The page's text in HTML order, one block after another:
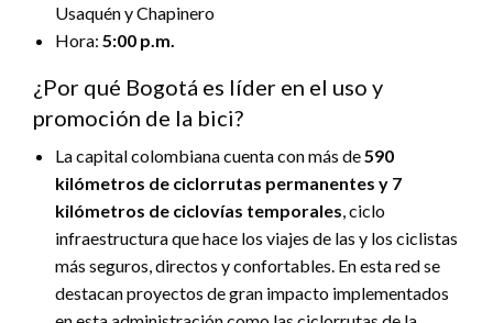
Usaquén y Chapinero
Hora: 5:00 p.m.
¿Por qué Bogotá es líder en el uso y
promoción de la bici?
La capital colombiana cuenta con más de 590
kilómetros de ciclorrutas permanentes y 7
kilómetros de ciclovías temporales , ciclo
infraestructura que hace los viajes de las y los ciclistas
más seguros, directos y confortables. En esta red se
destacan proyectos de gran impacto implementados